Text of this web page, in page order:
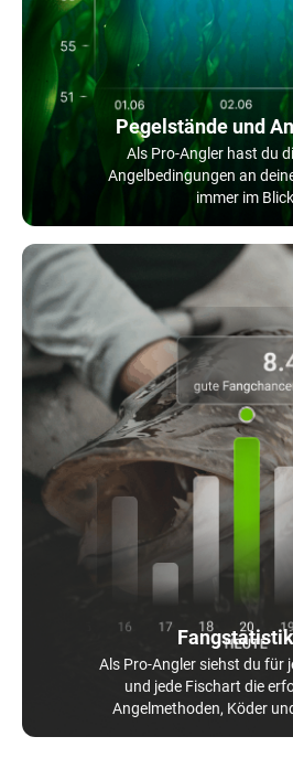
Pegelstände und
Als Pro-Angler hast du
Angelbedingungen an
immer im
Als Pro-Angler siehst du für
und jede Fischart die
Angelmethoden, Köder